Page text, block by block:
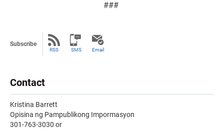
###
Subscribe
RSS SMS Email
Contact
Kristina Barrett
Opisina ng Pampublikong Impormasyon
301-763-3030 or